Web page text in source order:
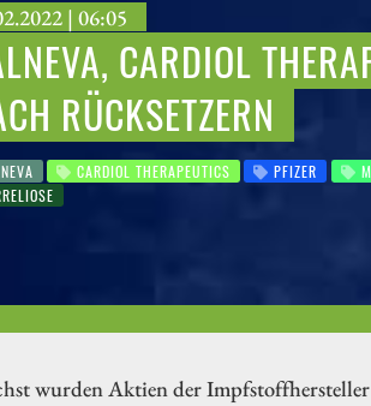
| 06:05
CARDIOL
RÜCKSETZERN
CARDIOL THERAPEUTICS PFIZER
wurden Aktien der